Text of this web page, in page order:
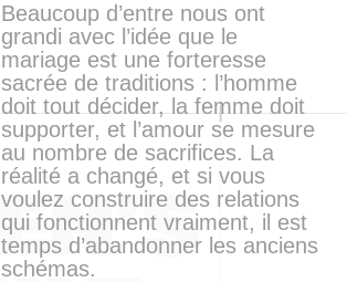
Beaucoup d’entre nous ont
grandi avec l’idée que le
mariage est une forteresse
sacrée de traditions : l’homme
doit tout décider, la femme doit
supporter, et l’amour se mesure
au nombre de sacrifices. La
réalité a changé, et si vous
voulez construire des relations
qui fonctionnent vraiment, il est
temps d’abandonner les anciens
schémas.